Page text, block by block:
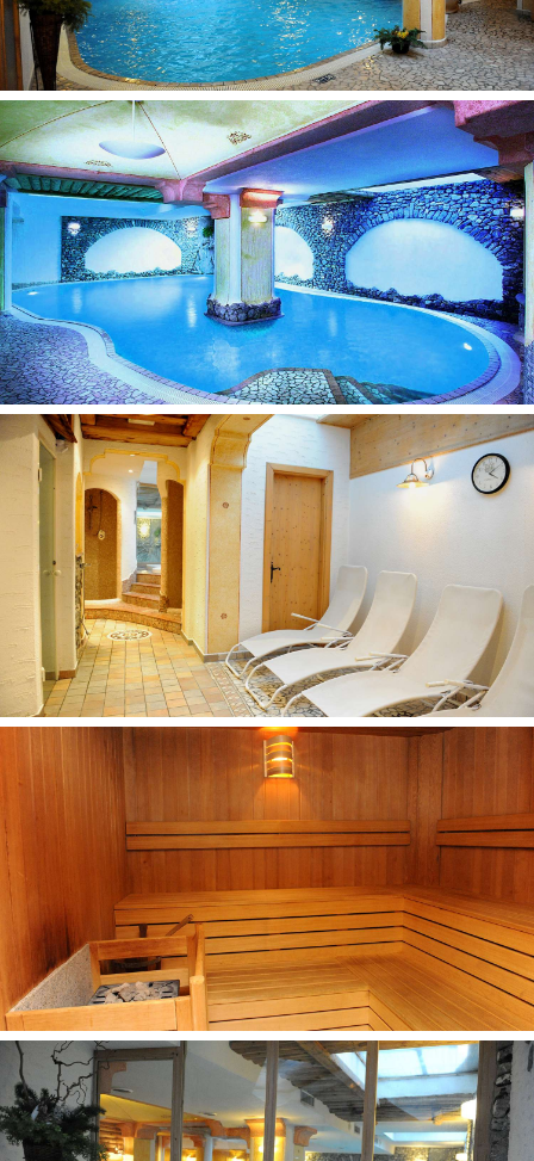
Maistas ir gėrimai viešbučio restoranuose, kavinėse ir
baruose, išvardintuose viešbučio aprašyme, yra tiekiami
viešbučio administracijos nustatyta tvarka ir yra mokami
priklausomai nuo užsisakyto maitinimo tipo
Kurorto mokesčiai mokami atvykus
Viešbučio aprašyme pateikta informacija bei viešbučio
teikiamų paslaugų sąrašas, laikas ir jų kainoraštis gali
keistis. SVARBU: kai kurios viešbučio siūlomos paslaugos
gali neveikti arba naudojimasis jomis bus ribojamas dėl
viešbučiams taikomų griežtų su COVID-19 susijusių
saugumo ir higienos reikalavimų. Atsižvelgiant į situaciją
konkrečioje šalyje ir joje taikomus reikalavimus, teikiamų
paslaugų apimtys gali nuolat keistis, todėl neturime
galimybės kiekvienu konkrečiu atveju nurodyti tikslių
ribojamų paslaugų kiekio ir pobūdžio. Detalesnės
informacijos teiraukitės viešbučio registratūroje
Oficialus viešbučio tinklalapis:www.livigno.net